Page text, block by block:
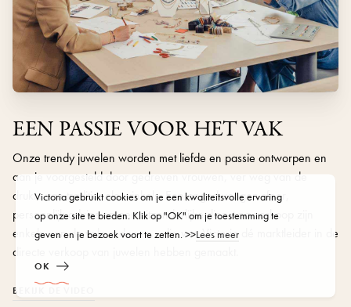
EEN PASSIE VOOR HET VAK
Onze trendy juwelen worden met liefde en passie ontworpen en
aan je voorgesteld door gedreven vrouwen, ver weg van de
drukte van traditionele winkels. Een ongedwongen sfeer,
persoonlijk advies en een uitzonderlijke dienst na verkoop zijn
enkele van de vele redenen... die van Victoria dé marktleider in de
directe verkoop van juwelen hebben gemaakt.
BEKIJK DE VIDEO
Victoria gebruikt cookies om je een kwaliteitsvolle ervaring
op onze site te bieden. Klik op "OK" om je toestemming te
geven en je bezoek voort te zetten. >>Lees meer
OK